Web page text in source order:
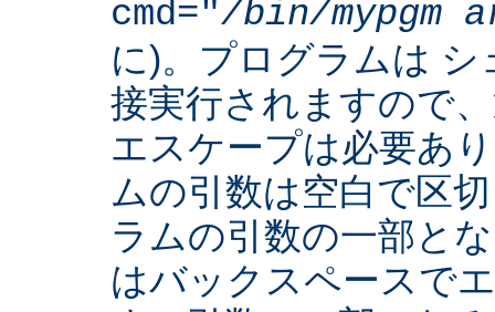
cmd="/bin/mypgm
に)。プログラムは
接実行されますので
エスケープは必要あ
ムの引数は空白で区
ラムの引数の一部と
はバックスペースで